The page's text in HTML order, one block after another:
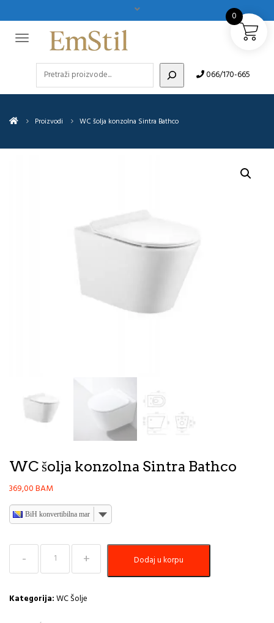
066/170-665
Proizvodi WC šolja konzolna Sintra Bathco
WC šolja konzolna Sintra Bathco
369,00BAM
BiH konvertibilna marka
WC
šolja
konzolna
Bathco
Dodaj u korpu
Kategorija:WC Šolje
0